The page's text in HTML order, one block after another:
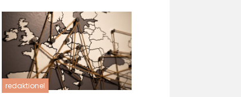
carteniska tjusning
redaktionel